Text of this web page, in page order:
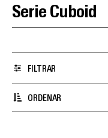
Serie Cuboid
ORDENAR
FILTRAR